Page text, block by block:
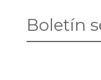
Boletín